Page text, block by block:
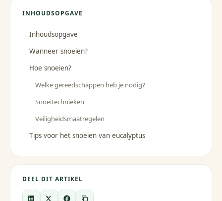
INHOUDSOPGAVE
Inhoudsopgave
Wanneer snoeien?
Hoe snoeien?
Welke gereedschappen heb je nodig?
Snoeitechnieken
Veiligheidsmaatregelen
Tips voor het snoeien van eucalyptus
DEEL DIT ARTIKEL